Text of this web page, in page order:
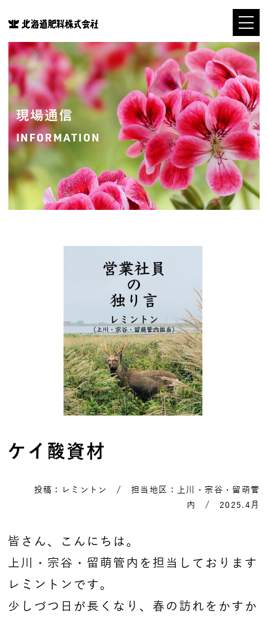
現場通信
INFORMATION
ケイ酸資材
投稿：レミントン / 担当地区：上川・宗谷・留萌管
内 / 2025.4月
皆さん、こんにちは。
上川・宗谷・留萌管内を担当しております
レミントンです。
少しづつ日が長くなり、春の訪れをかすか